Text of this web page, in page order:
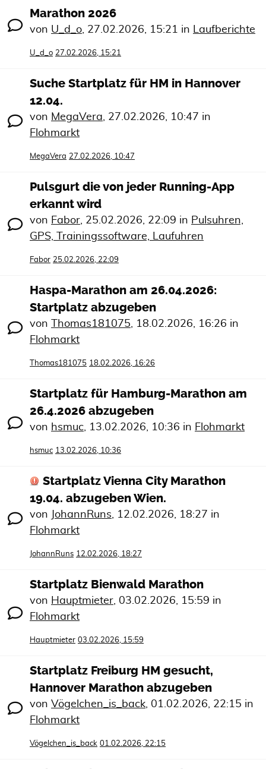
Marathon 2026
von U_d_o, 27.02.2026, 15:21 in Laufberichte
U_d_o 27.02.2026, 15:21
Suche Startplatz für HM in Hannover
12.04.
von MegaVera, 27.02.2026, 10:47 in
Flohmarkt
MegaVera 27.02.2026, 10:47
Pulsgurt die von jeder Running-App
erkannt wird
von Fabor, 25.02.2026, 22:09 in Pulsuhren,
GPS, Trainingssoftware, Laufuhren
Fabor 25.02.2026, 22:09
Haspa-Marathon am 26.04.2026:
Startplatz abzugeben
von Thomas181075, 18.02.2026, 16:26 in
Flohmarkt
Thomas181075 18.02.2026, 16:26
Startplatz für Hamburg-Marathon am
26.4.2026 abzugeben
von hsmuc, 13.02.2026, 10:36 in Flohmarkt
hsmuc 13.02.2026, 10:36
Startplatz Vienna City Marathon
19.04. abzugeben Wien.
von JohannRuns, 12.02.2026, 18:27 in
Flohmarkt
JohannRuns 12.02.2026, 18:27
Startplatz Bienwald Marathon
von Hauptmieter, 03.02.2026, 15:59 in
Flohmarkt
Hauptmieter 03.02.2026, 15:59
Startplatz Freiburg HM gesucht,
Hannover Marathon abzugeben
von Vögelchen_is_back, 01.02.2026, 22:15 in
Flohmarkt
Vögelchen_is_back 01.02.2026, 22:15